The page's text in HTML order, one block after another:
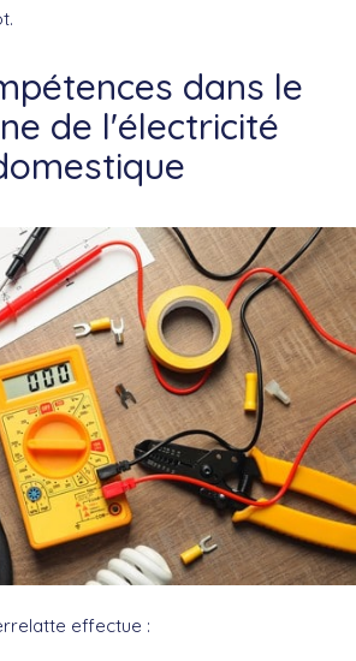
dans le
de l'électricité
effectue :